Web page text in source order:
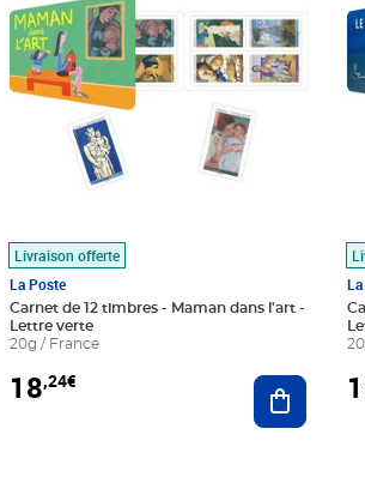
au panier
Livraison offerte
La Poste
Carnet de 12 timbres - Maman dans l'art -
Lettre verte
20g / France
18,24€ Ajouter